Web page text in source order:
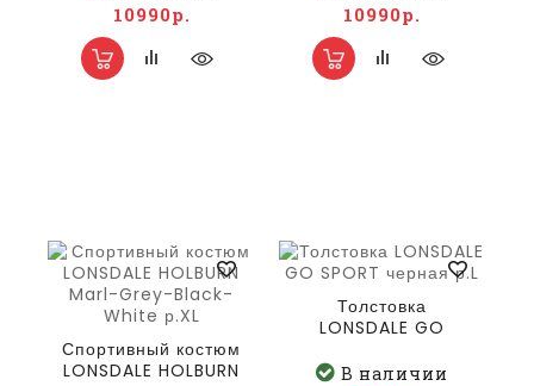
10990р. 10990р.
Спортивный костюм
LONSDALE HOLBURN
Толстовка
LONSDALE GO
В наличии